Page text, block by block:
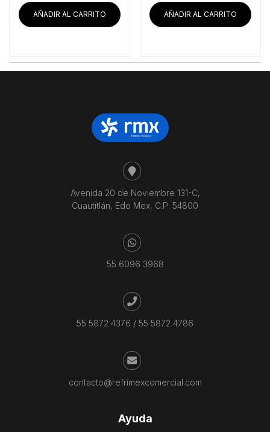
AÑADIR AL CARRITO AÑADIR AL CARRITO
Avenida 20 de Noviembre 131-C,
Cuautitlán, Edo Mex, C.P. 54800
55 6096 3968
55 5872 4376 / 55 5872 4786
contacto@refrimexcomercial.com
Ayuda